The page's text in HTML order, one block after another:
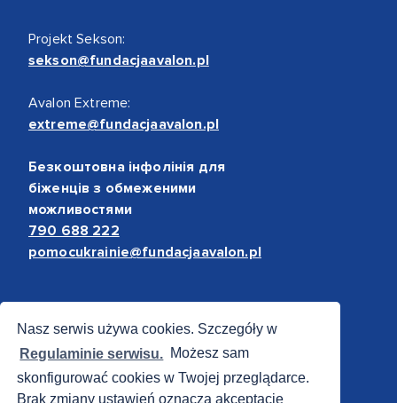
Nasz serwis używa cookies. Szczegóły w
Regulaminie serwisu. Możesz sam
skonfigurować cookies w Twojej przeglądarce.
Brak zmiany ustawień oznacza akceptację
Projekt Sekson:
sekson@fundacjaavalon.pl
Avalon Extreme:
extreme@fundacjaavalon.pl
Безкоштовна інфолінія для
біженців з обмеженими
можливостями
790 688 222
pomocukrainie@fundacjaavalon.pl
Bezpieczne płatności